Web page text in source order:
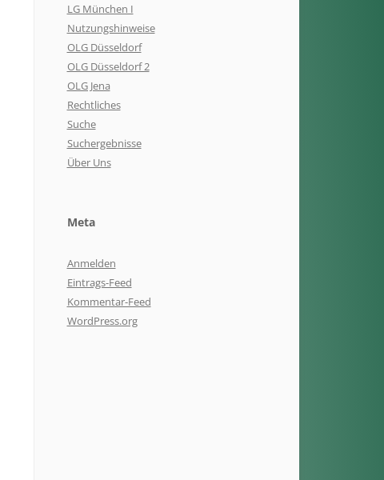
LG München I
Nutzungshinweise
OLG Düsseldorf
OLG Düsseldorf 2
OLG Jena
Rechtliches
Suche
Suchergebnisse
Über Uns
Meta
Anmelden
Eintrags-Feed
Kommentar-Feed
WordPress.org